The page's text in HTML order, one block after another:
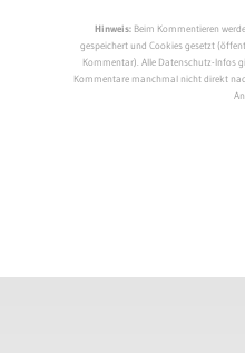
Hinweis:Beim Kommentieren
gespeichert und Cookies gesetzt
Kommentar). Alle Datenschutz-Infos
Kommentare manchmal nicht direkt